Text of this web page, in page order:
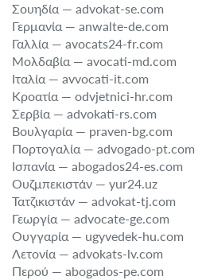
Σουηδία — advokat-se.com
Γερμανία — anwalte-de.com
Γαλλία — avocats24-fr.com
Μολδαβία — avocati-md.com
Ιταλία — avvocati-it.com
Κροατία — odvjetnici-hr.com
Σερβία — advokati-rs.com
Βουλγαρία — praven-bg.com
Πορτογαλία — advogado-pt.com
Ισπανία — abogados24-es.com
Ουζμπεκιστάν — yur24.uz
Τατζικιστάν — advokat-tj.com
Γεωργία — advocate-ge.com
Ουγγαρία — ugyvedek-hu.com
Λετονία — advokats-lv.com
Περού — abogados-pe.com